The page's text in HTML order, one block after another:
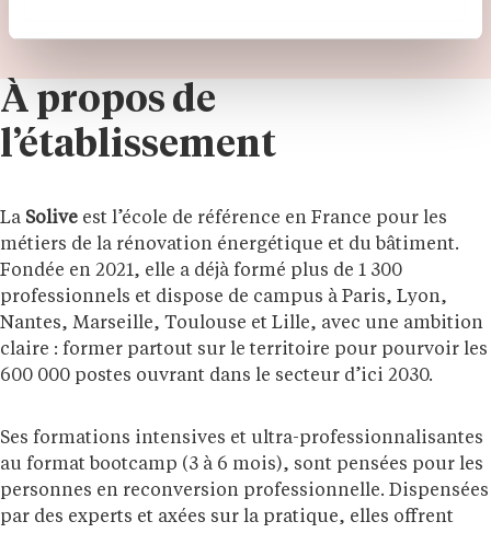
À propos de
l’établissement
La Solive est l’école de référence en France pour les
métiers de la rénovation énergétique et du bâtiment.
Fondée en 2021, elle a déjà formé plus de 1 300
professionnels et dispose de campus à Paris, Lyon,
Nantes, Marseille, Toulouse et Lille, avec une ambition
claire : former partout sur le territoire pour pourvoir les
600 000 postes ouvrant dans le secteur d’ici 2030.
Ses formations intensives et ultra-professionnalisantes
au format bootcamp (3 à 6 mois), sont pensées pour les
personnes en reconversion professionnelle. Dispensées
par des experts et axées sur la pratique, elles offrent